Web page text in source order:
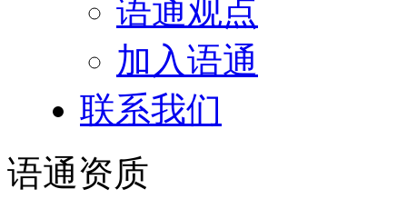
语通观点
加入语通
联系我们
语通资质